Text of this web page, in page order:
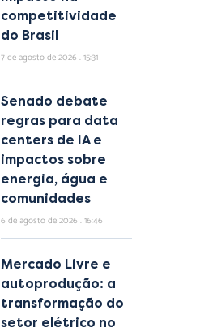
competitividade
do Brasil
7 de agosto de 2026 15:31
Senado debate
regras para data
centers de IA e
impactos sobre
energia, água e
comunidades
6 de agosto de 2026 16:46
Mercado Livre e
autoprodução: a
transformação do
setor elétrico no